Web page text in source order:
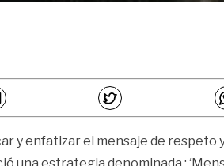
y enfatizar el mensaje de respeto